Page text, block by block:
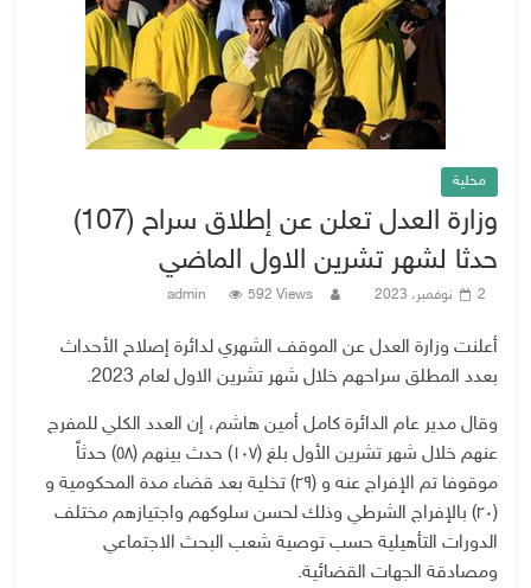
محلية
وزارة العدل تعلن عن إطلاق سراح (107)
حدثا لشهر تشرين الاول الماضي
2 نوفمبر، 2023 admin 592 Views
أعلنت وزارة العدل عن الموقف الشهري لدائرة إصلاح الأحداث
بعدد المطلق سراحهم خلال ‏شهر تشرين الاول لعام 2023.
وقال مدير عام الدائرة كامل أمين هاشم، إن العدد الكلي للمفرج
عنهم خلال شهر تشرين الأول بلغ (١٠٧) حدث بينهم (٥٨) حدثاً
موقوفا تم الإفراج عنه و (٢٩) تخلية بعد قضاء مدة المحكومية و
(٢٠) بالإفراج الشرطي وذلك لحسن سلوكهم واجتيازهم مختلف
الدورات التأهيلية حسب توصية شعب البحث الاجتماعي
ومصادقة الجهات القضائية.